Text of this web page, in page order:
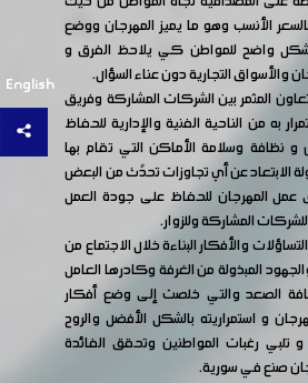
English
الأنسب وهو ما يميز المهرجان ووضع
واضح للمواطن كي يلاحظ الفرق و
والأسواق التجارية دون عناء السؤال.
المثمر بين الشركات المشاركة وفريق
به من الناحية الفنية والإدارية للحفاظ
نظافة وسلامة الأماكن التي تقام بها
الابتعاد عن أي تجاوزات تحدُث من البعض
عمل المهرجان للحفاظ على جودة العمل
المشاركة وللزوار.
والأفكار البناءة خلال الاجتماع من
المبذولة من الغرفة وكادرها العامل
الصعد والتي خلصت إلى وضع أفكار
و استمراريته بالشكل الأفضل والروح
تلبي رغبات المواطنين وتحقق الفائدة
صنع في سورية.